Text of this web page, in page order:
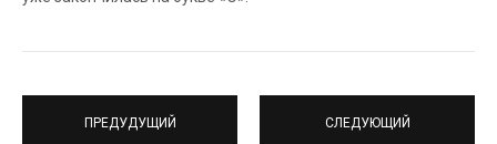
ПРЕДУДУЩИЙ СЛЕДУЮЩИЙ